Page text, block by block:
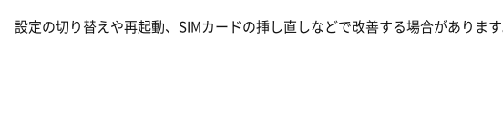
設定の切り替えや再起動、SIMカードの挿し直しなどで改善する場合があります